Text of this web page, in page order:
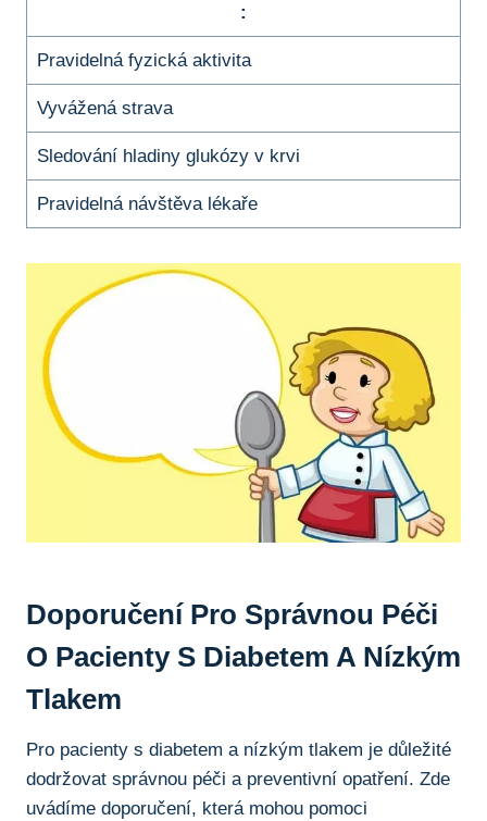
:
Pravidelná fyzická aktivita
Vyvážená strava
Sledování hladiny glukózy v krvi
Pravidelná návštěva lékaře
Doporučení Pro Správnou Péči
O Pacienty S Diabetem A Nízkým
Tlakem
Pro pacienty s diabetem a nízkým tlakem je důležité
dodržovat správnou péči a preventivní opatření. Zde
uvádíme doporučení, která mohou pomoci